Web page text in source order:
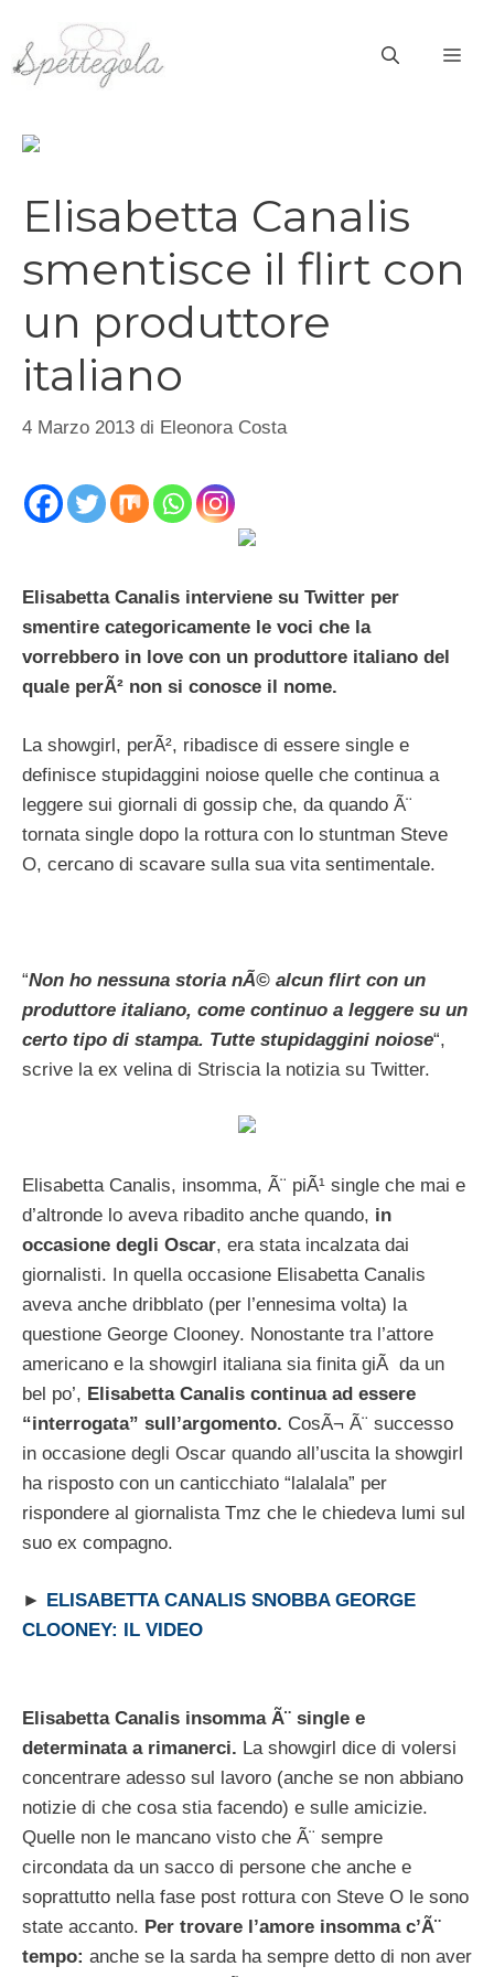
contenuto
Elisabetta Canalis
smentisce il flirt con
un produttore
italiano
4 Marzo 2013 di Eleonora Costa
Elisabetta Canalis interviene su Twitter per
smentire categoricamente le voci che la
vorrebbero in love con un produttore italiano del
quale perÃ² non si conosce il nome.
La showgirl, perÃ², ribadisce di essere single e
definisce stupidaggini noiose quelle che continua a
leggere sui giornali di gossip che, da quando Ã¨
tornata single dopo la rottura con lo stuntman Steve
O, cercano di scavare sulla sua vita sentimentale.
“Non ho nessuna storia nÃ© alcun flirt con un
produttore italiano, come continuo a leggere su un
certo tipo di stampa. Tutte stupidaggini noiose“,
scrive la ex velina di Striscia la notizia su Twitter.
Elisabetta Canalis, insomma, Ã¨ piÃ¹ single che mai e
d’altronde lo aveva ribadito anche quando, in
occasione degli Oscar, era stata incalzata dai
giornalisti. In quella occasione Elisabetta Canalis
aveva anche dribblato (per l’ennesima volta) la
questione George Clooney. Nonostante tra l’attore
americano e la showgirl italiana sia finita giÃ da un
bel po’, Elisabetta Canalis continua ad essere
“interrogata” sull’argomento. CosÃ¬ Ã¨ successo
in occasione degli Oscar quando all’uscita la showgirl
ha risposto con un canticchiato “lalalala” per
rispondere al giornalista Tmz che le chiedeva lumi sul
suo ex compagno.
► ELISABETTA CANALIS SNOBBA GEORGE
CLOONEY: IL VIDEO
Elisabetta Canalis insomma Ã¨ single e
determinata a rimanerci. La showgirl dice di volersi
concentrare adesso sul lavoro (anche se non abbiano
notizie di che cosa stia facendo) e sulle amicizie.
Quelle non le mancano visto che Ã¨ sempre
circondata da un sacco di persone che anche e
soprattutto nella fase post rottura con Steve O le sono
state accanto. Per trovare l’amore insomma c’Ã¨
tempo: anche se la sarda ha sempre detto di non aver